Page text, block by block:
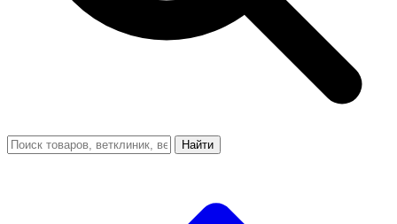
Найти